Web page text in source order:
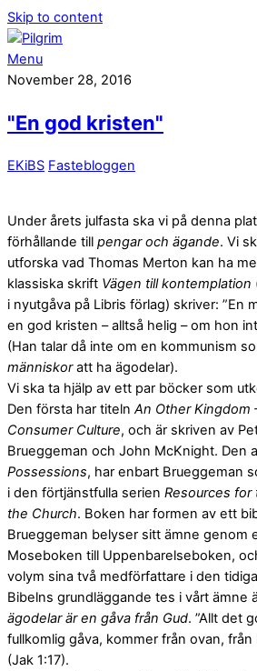
Skip to content
Menu
November 28, 2016
"En god kristen"
EKiBS Fastebloggen
Under årets julfasta ska vi på denna
förhållande till pengar och ägande. Vi
utforska vad Thomas Merton kan ha
klassiska skrift Vägen till kontemplation
i nyutgåva på Libris förlag) skriver: ”En
en god kristen – alltså helig – om hon
(Han talar då inte om en kommunism
människoratt ha ägodelar).
Vi ska ta hjälp av ett par böcker som
Den första har titeln An Other Kingdom
Consumer Culture, och är skriven av
Brueggeman och John McKnight. Den
Possessions, har enbart Brueggeman
i den förtjänstfulla serien Resources for
the Church. Boken har formen av ett
Brueggeman belyser sitt ämne genom
Moseboken till Uppenbarelseboken,
volym sina två medförfattare i den
Bibelns grundläggande tes i vårt ämne
ägodelar är en gåva från Gud. ”Allt det
fullkomlig gåva, kommer från ovan, från
(Jak 1:17).